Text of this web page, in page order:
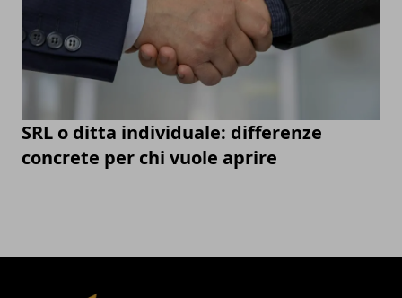
SRL o ditta individuale: differenze
concrete per chi vuole aprire